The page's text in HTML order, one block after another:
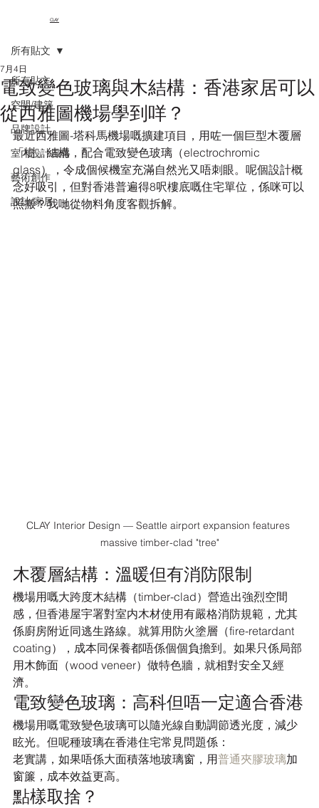
CLAY
所有貼文
空間/建築
品牌設計
室內設計風格
藝術創作
設計/家居
所有貼文
電致變色玻璃與木結構：香港家居可以
從西雅圖機場學到咩？
7月4日
最近西雅圖-塔科馬機場嘅擴建項目，用咗一個巨型木覆層
「樹」結構，配合電致變色玻璃（electrochromic
glass），令成個候機室充滿自然光又唔刺眼。呢個設計概
念好吸引，但對香港普遍得8呎樓底嘅住宅單位，係咪可以
照搬？我哋從物料角度客觀拆解。
CLAY Interior Design — Seattle airport expansion features
massive timber-clad "tree"
木覆層結構：溫暖但有消防限制
機場用嘅大跨度木結構（timber-clad）營造出強烈空間
感，但香港屋宇署對室内木材使用有嚴格消防規範，尤其
係廚房附近同逃生路線。就算用防火塗層（fire-retardant
coating），成本同保養都唔係個個負擔到。如果只係局部
用木飾面（wood veneer）做特色牆，就相對安全又經
濟。
電致變色玻璃：高科但唔一定適合香港
機場用嘅電致變色玻璃可以隨光線自動調節透光度，減少
眩光。但呢種玻璃在香港住宅常見問題係：
老實講，如果唔係大面積落地玻璃窗，用普通夾膠玻璃加
窗簾，成本效益更高。
點樣取捨？